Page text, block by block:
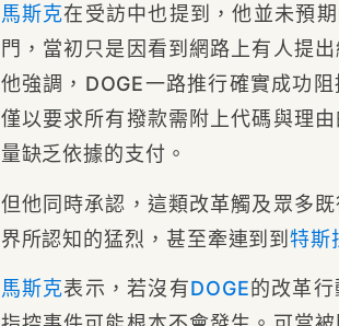
馬斯克在受訪中也提到，他並未預期
門，當初只是因看到網路上有人提
他強調，DOGE一路推行確實成功
僅以要求所有撥款需附上代碼與理
量缺乏依據的支付。
但他同時承認，這類改革觸及眾多
界所認知的猛烈，甚至牽連到到特斯
馬斯克表示，若沒有DOGE的改革